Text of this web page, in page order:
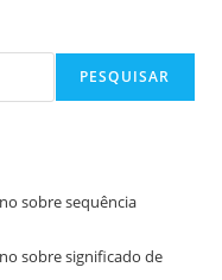
PESQUISAR
sobre sequência
sobre significado de